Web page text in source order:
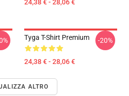
24,38 € - 28,06 €
Tyga T-Shirt Premium
24,38 € - 28,06 €
-20%
ALTRO